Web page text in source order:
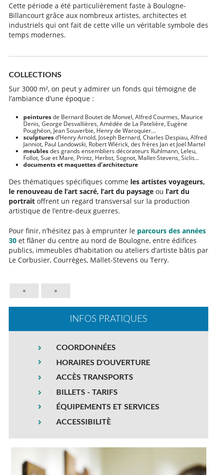
Cette période a été particulièrement faste à Boulogne-
Billancourt grâce aux nombreux artistes, architectes et
industriels qui ont fait de cette ville un véritable symbole des
temps modernes.
COLLECTIONS
Sur 3000 m², on peut y admirer un fonds qui témoigne de
l’ambiance d’une époque :
peinturesde Bernard Boutet de Monvel, Alfred Courmes, Maurice
Denis, George Desvallières, Amédée de La Patelière, Eugène
Poughéon, Jean Souverbie, Henry de Waroquier…
sculpturesd’Henry Arnold, Joseph Bernard, Charles Despiau, Alfred
Janniot, Paul Landowski, Robert Wlérick, des frères Jan et Joël Martel
meublesdes grands ensembliers décorateurs Ruhlmann, Leleu,
Follot, Sue et Mare, Printz, Herbst, Sognot, Mallet-Stevens, Siclis…
documents et maquettes d’architecture
Des thématiques spécifiques comme les artistes voyageurs,
le renouveau de l’art sacré, l’art du paysage ou l’art du
portrait offrent un regard transversal sur la production
artistique de l’entre-deux guerres.
Pour finir, n’hésitez pas à emprunter le parcours des années
30 et flâner du centre au nord de Boulogne, entre édifices
publics, immeubles d’habitation ou ateliers d’artiste bâtis par
Le Corbusier, Courrèges, Mallet-Stevens ou Terry.
« »
INFOS PRATIQUES
COORDONNÉES
HORAIRES D'OUVERTURE
ACCÈS TRANSPORTS
BILLETS - TARIFS
ÉQUIPEMENTS ET SERVICES
ACCESSIBILITÈ